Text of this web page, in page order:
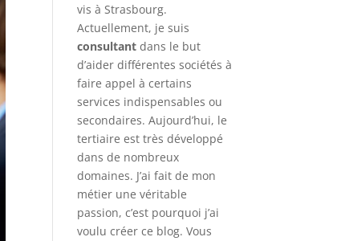
vis à Strasbourg.
Actuellement, je suis
consultantdans le but
d’aider différentes sociétés à
faire appel à certains
services indispensables ou
secondaires. Aujourd’hui, le
tertiaire est très développé
dans de nombreux
domaines. J’ai fait de mon
métier une véritable
passion, c’est pourquoi j’ai
voulu créer ce blog. Vous